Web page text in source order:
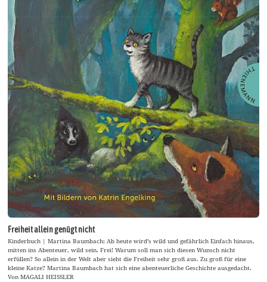
Freiheit allein genügt nicht
Kinderbuch | Martina Baumbach: Ab heute wird’s wild und gefährlich Einfach hinaus,
mitten ins Abenteuer, wild sein. Frei! Warum soll man sich diesen Wunsch nicht
erfüllen? So allein in der Welt aber sieht die Freiheit sehr groß aus. Zu groß für eine
kleine Katze? Martina Baumbach hat sich eine abenteuerliche Geschichte ausgedacht.
Von MAGALI HEISSLER